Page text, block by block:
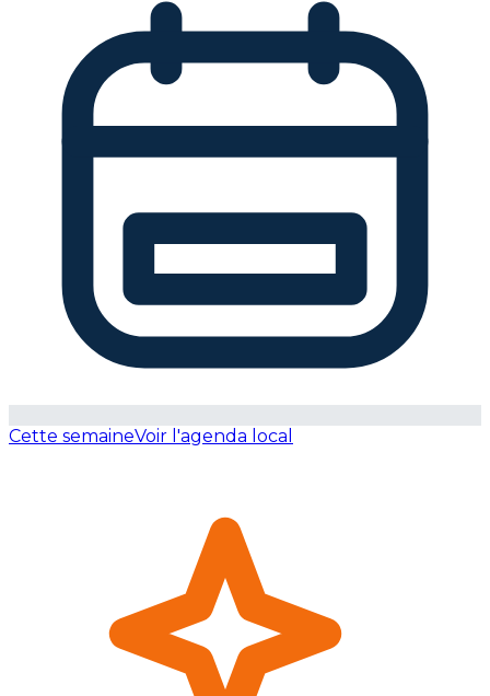
Cette semaineVoir l'agenda local